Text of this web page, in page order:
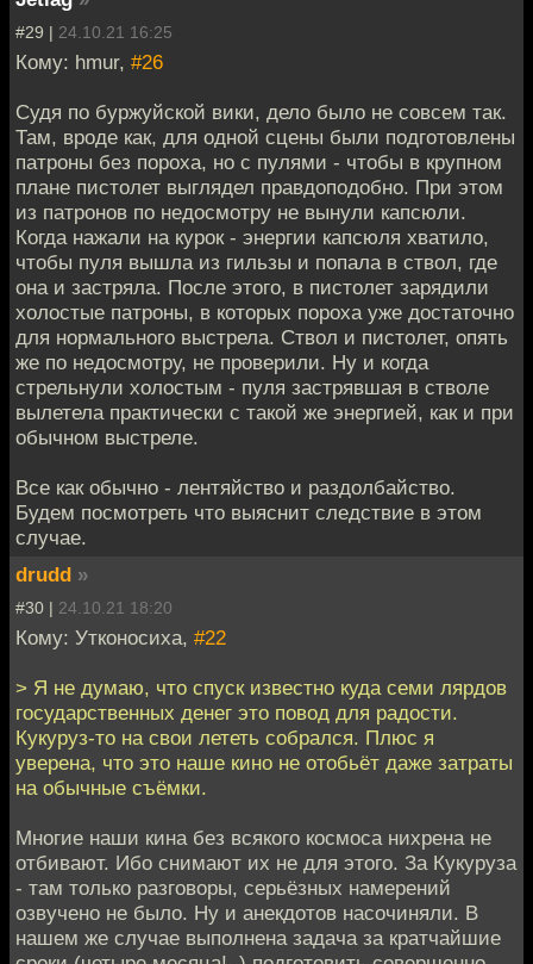
#29 | 24.10.21 16:25
Кому: hmur, #26
Судя по буржуйской вики, дело было не совсем так.
Там, вроде как, для одной сцены были подготовлены
патроны без пороха, но с пулями - чтобы в крупном
плане пистолет выглядел правдоподобно. При этом
из патронов по недосмотру не вынули капсюли.
Когда нажали на курок - энергии капсюля хватило,
чтобы пуля вышла из гильзы и попала в ствол, где
она и застряла. После этого, в пистолет зарядили
холостые патроны, в которых пороха уже достаточно
для нормального выстрела. Ствол и пистолет, опять
же по недосмотру, не проверили. Ну и когда
стрельнули холостым - пуля застрявшая в стволе
вылетела практически с такой же энергией, как и при
обычном выстреле.
Все как обычно - лентяйство и раздолбайство.
Будем посмотреть что выяснит следствие в этом
случае.
drudd »
#30 | 24.10.21 18:20
Кому: Утконосиха, #22
> Я не думаю, что спуск известно куда семи лярдов
государственных денег это повод для радости.
Кукуруз-то на свои лететь собрался. Плюс я
уверена, что это наше кино не отобьёт даже затраты
на обычные съёмки.
Многие наши кина без всякого космоса нихрена не
отбивают. Ибо снимают их не для этого. За Кукуруза
- там только разговоры, серьёзных намерений
озвучено не было. Ну и анекдотов насочиняли. В
нашем же случае выполнена задача за кратчайшие